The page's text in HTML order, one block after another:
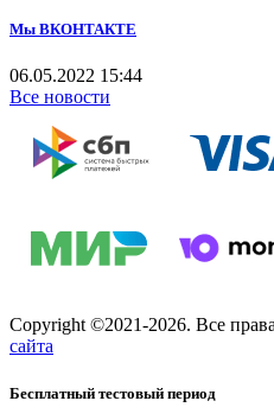
Мы ВКОНТАКТЕ
06.05.2022 15:44
Все новости
Copyright ©2021-2026. Все
сайта
Бесплатный тестовый период